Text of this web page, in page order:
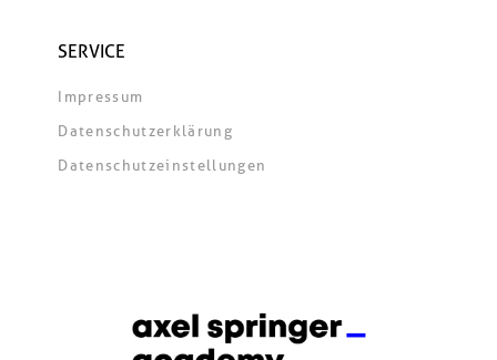
SERVICE
Impressum
Datenschutzerklärung
Datenschutzeinstellungen